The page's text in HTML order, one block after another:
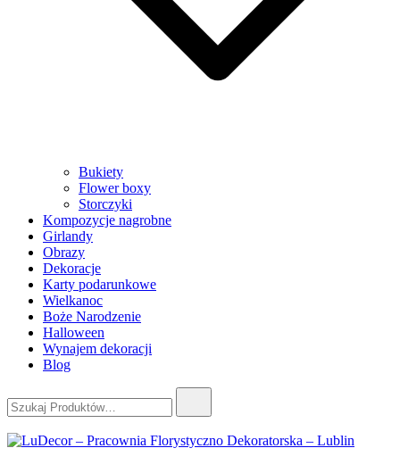
Bukiety
Flower boxy
Storczyki
Kompozycje nagrobne
Girlandy
Obrazy
Dekoracje
Karty podarunkowe
Wielkanoc
Boże Narodzenie
Halloween
Wynajem dekoracji
Blog